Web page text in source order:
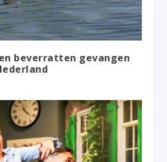
beverratten gevangen